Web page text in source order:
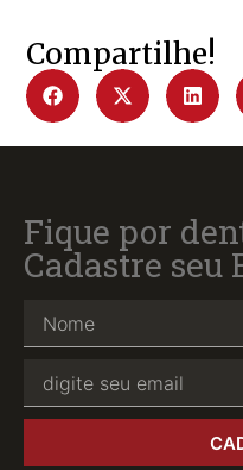
Compartilhe!
Fique por
Cadastre seu